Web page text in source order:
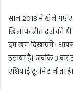
साल 2018 में खेले गए
खिलाफ जीत दर्ज की
दम खम दिखाएंगे।
उठाया है। जबकि 3 बार
एशियाई टूर्नामेंट जीता है।